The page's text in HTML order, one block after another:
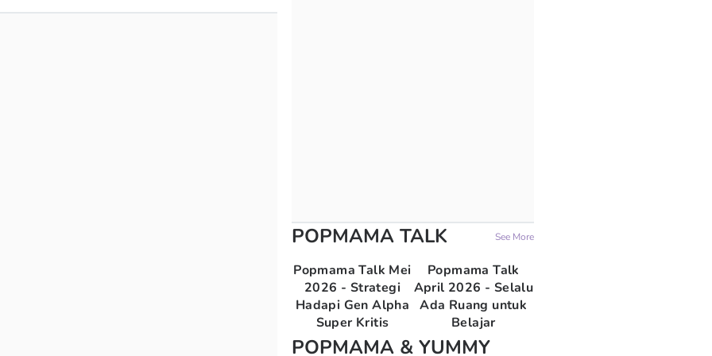
POPMAMA TALK See More
Popmama Talk Mei
2026 - Strategi
Hadapi Gen Alpha
Super Kritis
Popmama Talk
April 2026 - Selalu
Ada Ruang untuk
Belajar
POPMAMA & YUMMY